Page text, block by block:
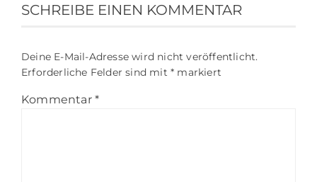
SCHREIBE EINEN KOMMENTAR
Deine E-Mail-Adresse wird nicht veröffentlicht.
Erforderliche Felder sind mit * markiert
Kommentar *